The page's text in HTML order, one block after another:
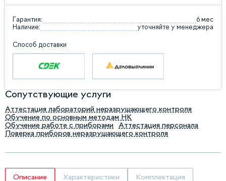
Гарантия:
6 мес
Наличие:
уточняйте у менеджера
Способ доставки
Сопутствующие услуги
Аттестация лабораторий неразрушающего контроля
Обучение по основным методам НК
Обучение работе с приборами
Аттестация персонала
Поверка приборов неразрушающего контроля
Описание Характеристики Комплектация